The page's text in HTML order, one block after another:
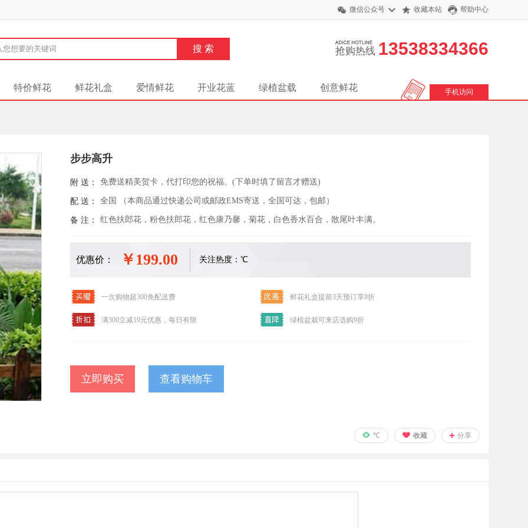
微信公众号 收藏本站 帮助中心
抢购热线 13538334366
特价鲜花 鲜花礼盒 爱情鲜花 开业花蓝 绿植盆载 创意鲜花 手机访问
℃ 收藏 分享
步步高升
附 送： 免费送精美贺卡，代打印您的祝福。(下单时填了留言才赠送)
配 送： 全国 （本商品通过快递公司或邮政EMS寄送，全国可达，包邮）
备 注： 红色扶郎花，粉色扶郎花，红色康乃馨，菊花，白色香水百合，散尾叶丰满。
优惠价： ￥199.00 关注热度： ℃
一次购物超300免配送费 鲜花礼盒提前3天预订享9折
满300立减19元优惠，每日有限 绿植盆栽可来店选购9折
查看购物车